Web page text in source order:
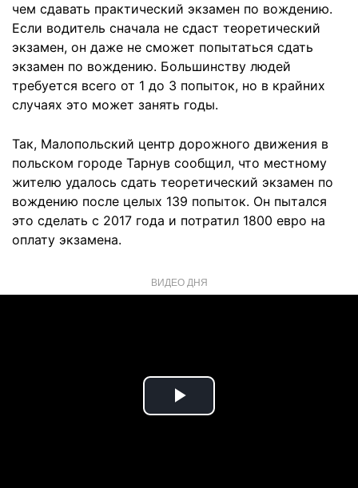
чем сдавать практический экзамен по вождению.
Если водитель сначала не сдаст теоретический
экзамен, он даже не сможет попытаться сдать
экзамен по вождению. Большинству людей
требуется всего от 1 до 3 попыток, но в крайних
случаях это может занять годы.
Так, Малопольский центр дорожного движения в
польском городе Тарнув сообщил, что местному
жителю удалось сдать теоретический экзамен по
вождению после целых 139 попыток. Он пытался
это сделать с 2017 года и потратил 1800 евро на
оплату экзамена.
ВИДЕО ДНЯ
Play